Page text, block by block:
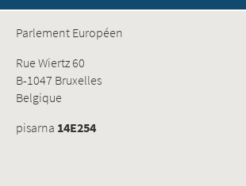
Parlement Européen
Rue Wiertz 60
B-1047 Bruxelles
Belgique
pisarna 14E254